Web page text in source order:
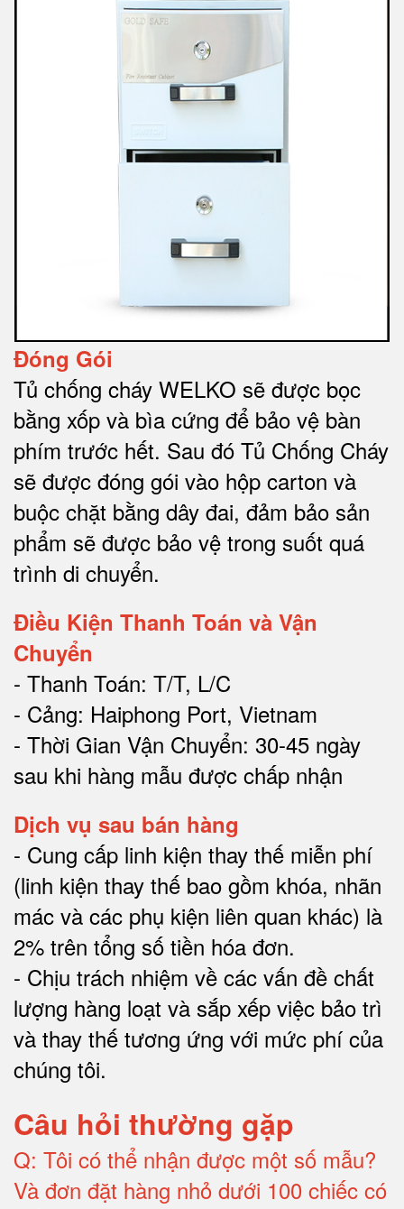
Đóng Gói
Tủ chống cháy WELKO sẽ được bọc
bằng xốp và bìa cứng để bảo vệ bàn
phím trước hết. Sau đó Tủ Chống Cháy
sẽ được đóng gói vào hộp carton và
buộc chặt bằng dây đai, đảm bảo sản
phẩm sẽ được bảo vệ trong suốt quá
trình di chuyển.
Điều Kiện Thanh Toán và Vận
Chuyển
- Thanh Toán: T/T, L/C
- Cảng: Haiphong Port, Vietnam
- Thời Gian Vận Chuyển: 30-45 ngày
sau khi hàng mẫu được chấp nhận
Dịch vụ sau bán hàng
- Cung cấp linh kiện thay thế miễn phí
(linh kiện thay thế bao gồm khóa, nhãn
mác và các phụ kiện liên quan khác) là
2% trên tổng số tiền hóa đơn.
- Chịu trách nhiệm về các vấn đề chất
lượng hàng loạt và sắp xếp việc bảo trì
và thay thế tương ứng với mức phí của
chúng tôi.
Câu hỏi thường gặp
Q: Tôi có thể nhận được một số mẫu?
Và đơn đặt hàng nhỏ dưới 100 chiếc có